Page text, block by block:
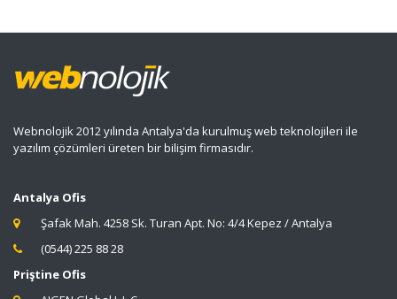
Webnolojik 2012 yılında Antalya'da kurulmuş web teknolojileri ile
yazılım çözümleri üreten bir bilişim firmasıdır.
Antalya Ofis
Şafak Mah. 4258 Sk. Turan Apt. No: 4/4 Kepez / Antalya
(0544) 225 88 28
Priştine Ofis